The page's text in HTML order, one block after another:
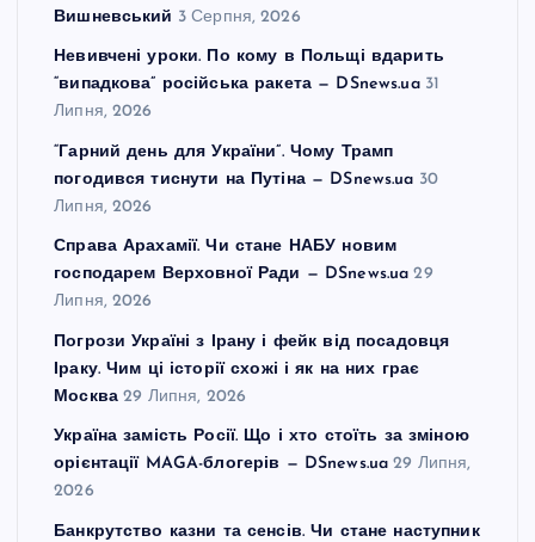
Вишневський 3 Серпня, 2026
Невивчені уроки. По кому в Польщі вдарить
“випадкова” російська ракета — DSnews.ua 31
Липня, 2026
“Гарний день для України”. Чому Трамп
погодився тиснути на Путіна — DSnews.ua 30
Липня, 2026
Справа Арахамії. Чи стане НАБУ новим
господарем Верховної Ради — DSnews.ua 29
Липня, 2026
Погрози Україні з Ірану і фейк від посадовця
Іраку. Чим ці історії схожі і як на них грає
Москва 29 Липня, 2026
Україна замість Росії. Що і хто стоїть за зміною
орієнтації MAGA-блогерів — DSnews.ua 29 Липня,
2026
Банкрутство казни та сенсів. Чи стане наступник